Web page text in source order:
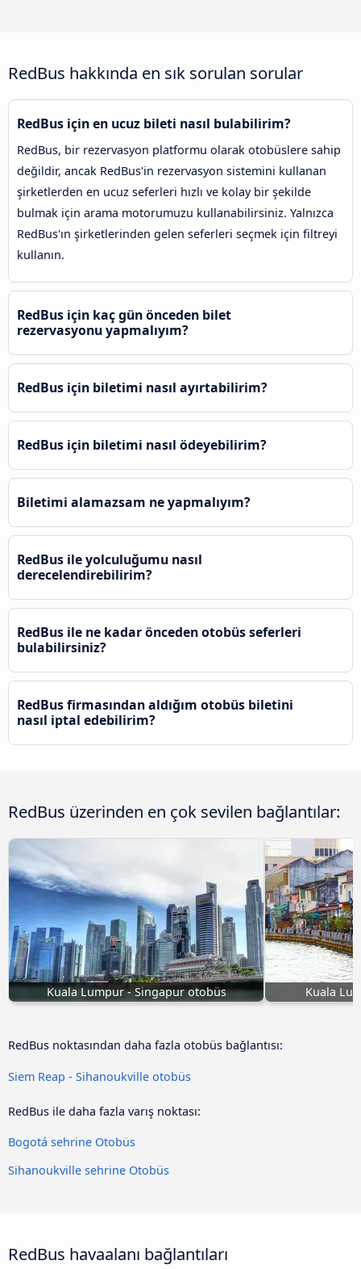
RedBus hakkında en sık sorulan sorular
RedBus için en ucuz bileti nasıl bulabilirim?
RedBus, bir rezervasyon platformu olarak otobüslere sahip
değildir, ancak RedBus'in rezervasyon sistemini kullanan
şirketlerden en ucuz seferleri hızlı ve kolay bir şekilde
bulmak için arama motorumuzu kullanabilirsiniz. Yalnızca
RedBus'ın şirketlerinden gelen seferleri seçmek için filtreyi
kullanın.
RedBus için kaç gün önceden bilet
rezervasyonu yapmalıyım?
RedBus için biletimi nasıl ayırtabilirim?
RedBus için biletimi nasıl ödeyebilirim?
Biletimi alamazsam ne yapmalıyım?
RedBus ile yolculuğumu nasıl
derecelendirebilirim?
RedBus ile ne kadar önceden otobüs seferleri
bulabilirsiniz?
RedBus firmasından aldığım otobüs biletini
nasıl iptal edebilirim?
RedBus üzerinden en çok sevilen bağlantılar:
Kuala Lumpur - Singapur otobüs Kuala
RedBus noktasından daha fazla otobüs bağlantısı:
Siem Reap - Sihanoukville otobüs
RedBus ile daha fazla varış noktası:
Bogotá sehrine Otobüs
Sihanoukville sehrine Otobüs
RedBus havaalanı bağlantıları